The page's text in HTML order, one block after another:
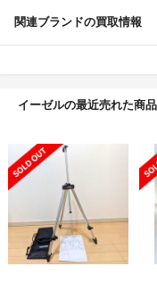
関連ブランドの買取情報
イーゼルの最近売れた商